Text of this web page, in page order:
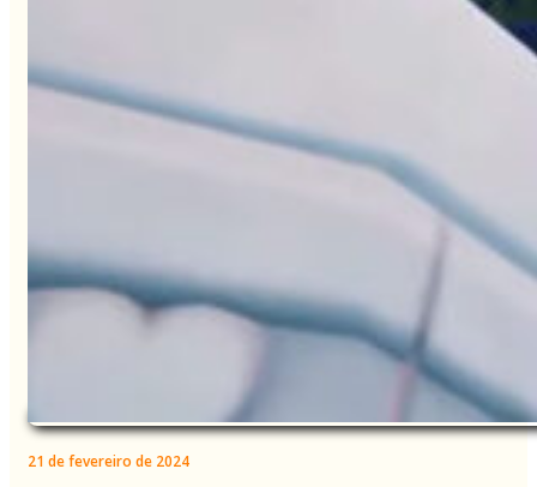
21 de fevereiro de 2024